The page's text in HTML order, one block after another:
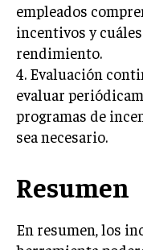
CALIDAD Y
TALENTOS
RECURSOS
TALENTO
GESTIÓN
CULTURA Y
empleados
incentivos y
rendimiento.
4. Evaluación
evaluar
programas de
sea necesario.
Resumen
En resumen, los